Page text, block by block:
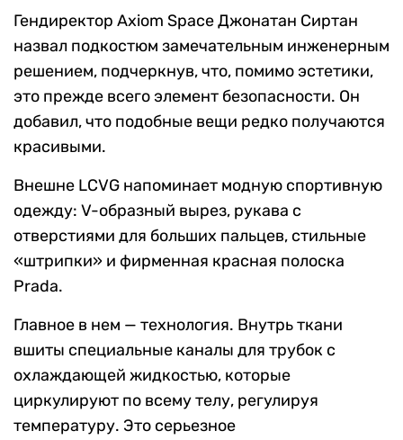
Гендиректор Axiom Space Джонатан Сиртан
назвал подкостюм замечательным инженерным
решением, подчеркнув, что, помимо эстетики,
это прежде всего элемент безопасности. Он
добавил, что подобные вещи редко получаются
красивыми.
Внешне LCVG напоминает модную спортивную
одежду: V-образный вырез, рукава с
отверстиями для больших пальцев, стильные
«штрипки» и фирменная красная полоска
Prada.
Главное в нем — технология. Внутрь ткани
вшиты специальные каналы для трубок с
охлаждающей жидкостью, которые
циркулируют по всему телу, регулируя
температуру. Это серьезное